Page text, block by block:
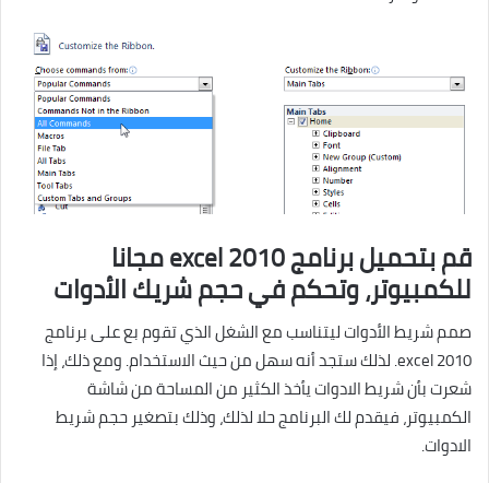
قم بتحميل برنامج excel 2010 مجانا
للكمبيوتر، وتحكم في حجم شريك الأدوات
صمم شريط الأدوات ليتناسب مع الشغل الذي تقوم بع على برنامج
excel 2010. لذلك ستجد أنه سهل من حيث الاستخدام. ومع ذلك، إذا
شعرت بأن شريط الادوات يأخذ الكثير من المساحة من شاشة
الكمبيوتر، فيقدم لك البرنامج حلا لذلك، وذلك بتصغير حجم شريط
الادوات.